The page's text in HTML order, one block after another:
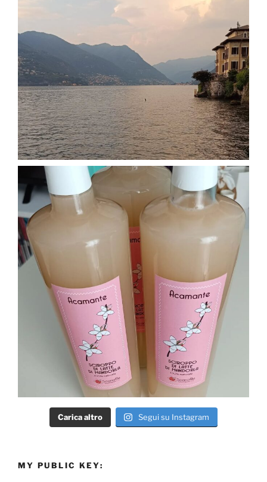
Carica altro Segui su Instagram
MY PUBLIC KEY: